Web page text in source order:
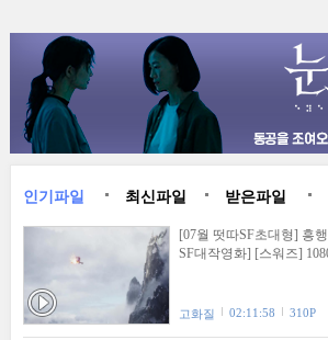
인기파일 최신파일 받은파일
[07월 떳따SF초대형] 흥
SF대작영화] [스워즈]
고화질 02:11:58 310P